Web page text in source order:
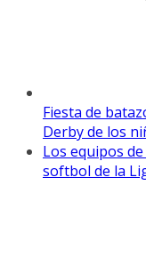
Fiesta de
Derby de los
Los equipos
softbol de la